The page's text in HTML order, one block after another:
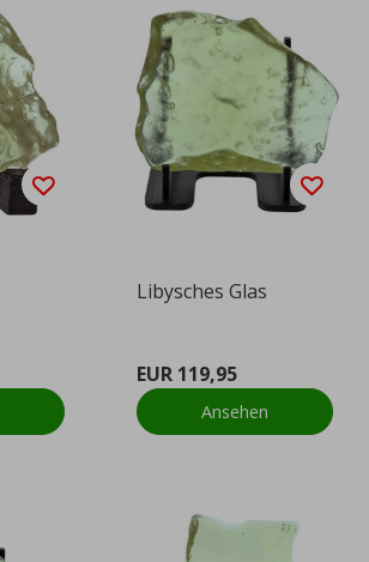
Libysches Glas
EUR 119,95
Ansehen